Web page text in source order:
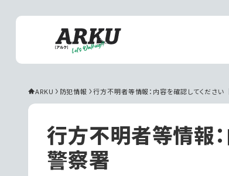
ARKU 防犯情報 行方不明者等情報：内容を確認してください
行方不明者等情報
警察署